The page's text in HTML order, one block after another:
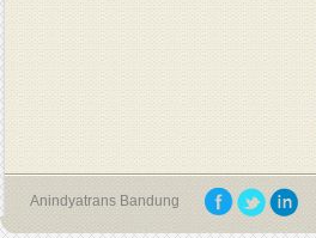
Anindyatrans Bandung